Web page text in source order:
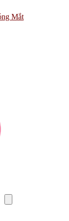
Mắt